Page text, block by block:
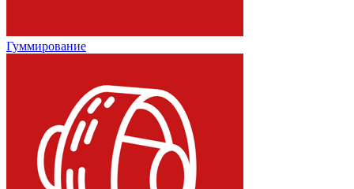
Гуммирование